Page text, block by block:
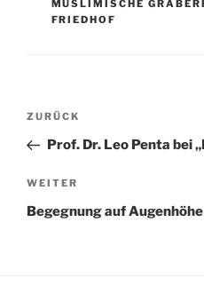
MUSLIMISCHE
FRIEDHOF
Beitragsnavigation
Vorheriger
Beitrag
ZURÜCK
Prof. Dr. Leo Penta bei
Nächster
Beitrag
WEITER
Begegnung auf